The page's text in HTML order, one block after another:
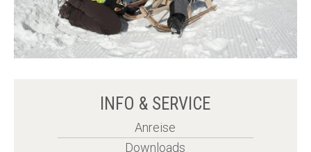
INFO & SERVICE
Anreise
Downloads